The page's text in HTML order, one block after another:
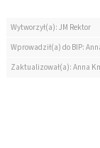
Wytworzył(a): JM Rektor
Wprowadził(a) do BIP:
Zaktualizował(a): Anna